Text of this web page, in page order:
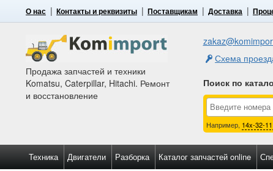
О нас Контакты и реквизиты Поставщикам Доставка
Продажа запчастей и техники
Komatsu, Caterpillar, Hitachi. Ремонт
и восстановление
Схема
Поиск по
Например, 14x-32-
Техника Двигатели Разборка Каталог запчастей online